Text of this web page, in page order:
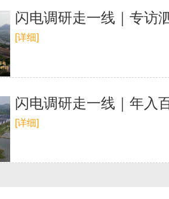
闪电调研走一线｜专访
[详细]
闪电调研走一线｜年入
[详细]